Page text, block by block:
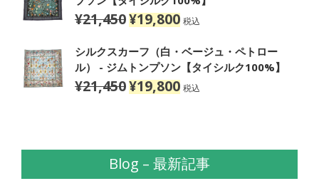
は
¥25,300
し
た。
格
は
¥23,100
で
す。
¥21,450 元
価
格
は
¥21,450
¥19,800現
の
価
格
は
税込
シルクスカーフ（白・ベージュ・ペトロー
ル） - ジムトンプソン【タイシルク100%】
¥21,450 元
は
¥21,450
¥19,800現
格
は
税込
Blog – 最新記事